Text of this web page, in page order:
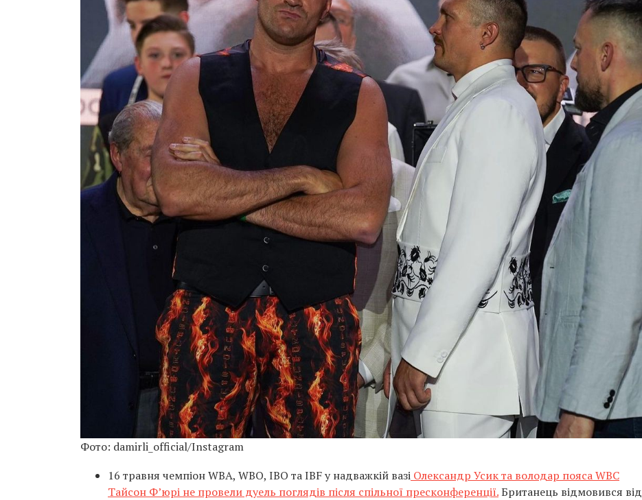
Фото: damirli_official/Instagram
16 травня чемпіон WBA, WBO, IBO та IBF у надважкій вазі Олександр Усик та володар пояса WBC
Тайсон Ф’юрі не провели дуель поглядів після спільної пресконференції.Британець відмовився від